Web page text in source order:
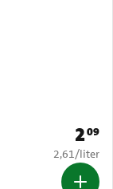
Prijs:
209
€ 2,61 per
2,61/liter